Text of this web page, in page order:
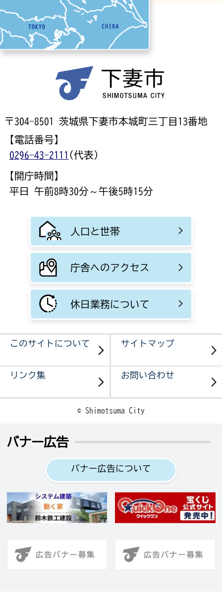
〒304-8501 茨城県下妻市本城町三丁目13番地
【電話番号】
0296-43-2111 (代表)
【開庁時間】
平日 午前8時30分～午後5時15分
人口と世帯
庁舎へのアクセス
休日業務について
このサイトについて サイトマップ
リンク集 お問い合わせ
© Shimotsuma City
バナー広告
バナー広告について